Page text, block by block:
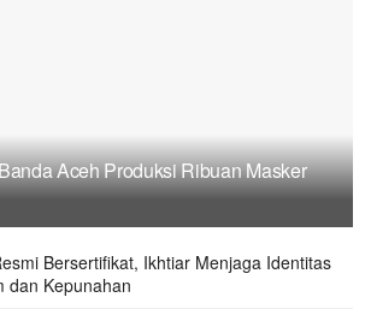
Aceh Produksi Ribuan Masker
Bersertifikat, Ikhtiar Menjaga Identitas
dan Kepunahan